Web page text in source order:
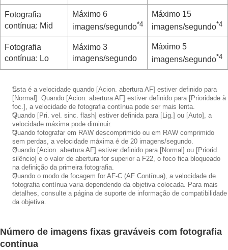
Definições do obturador
Utilizar o zoom
Utilizar o flash
Reduzir desfocagem
Comp. Objetiva(imagem fixa/filme)
Redução de ruído
Definir a apresentação do monitor durante a
Gravar áudio de filmes
Criar imagens fixas durante a gravação de um
filme
Definições TC/UB
Exportar filmes RAW para um gravador RAW
externo
Transmissão de vídeo e áudio em direto
Personalizar a câmara
Visualização
Mudar as definições da câmara
Funções disponíveis com um smartphone
Anexo
Se tiver problemas
Fotografia
contínua: Mid
Máximo 6
imagens/segundo*4
Máximo 15
imagens/segundo*4
Fotografia
contínua: Lo
Máximo 3
imagens/segundo
Máximo 5
imagens/segundo*4
*1
Esta é a velocidade quando [Acion. abertura AF] estiver definido para
[Normal]
. Quando [Acion. abertura AF] estiver definido para [Prioridade à
foc.]
, a velocidade de fotografia contínua pode ser mais lenta.
*2
Quando [Pri. vel. sinc. flash] estiver definida para [Lig.] ou [Auto], a
velocidade máxima pode diminuir.
*3
Quando fotografar em RAW descomprimido ou em RAW comprimido
sem perdas, a velocidade máxima é de 20 imagens/segundo.
*4
Quando [Acion. abertura AF] estiver definido para [Normal] ou [Priorid.
silêncio] e o valor de abertura for superior a F22, o foco fica bloqueado
na definição da primeira fotografia.
*5
Quando o modo de focagem for AF-C (AF Contínua), a velocidade de
fotografia contínua varia dependendo da objetiva colocada. Para mais
detalhes, consulte a página de suporte de informação de compatibilidade
da objetiva.
Número de imagens fixas graváveis com fotografia
contínua